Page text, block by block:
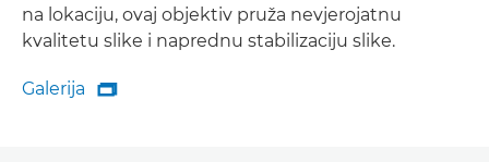
na lokaciju, ovaj objektiv pruža nevjerojatnu
kvalitetu slike i naprednu stabilizaciju slike.
Galerija
Galerija
